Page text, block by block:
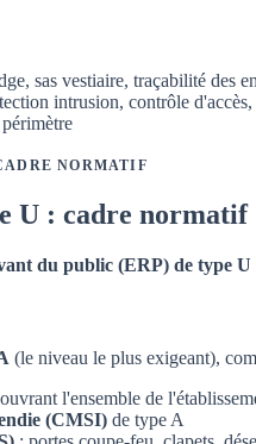
sas vestiaire, traçabilité des
intrusion, contrôle
NORMATIF
U : cadre normatif
du public (ERP) de type U
(le niveau le plus exigeant),
l'ensemble de
(CMSI) de type A